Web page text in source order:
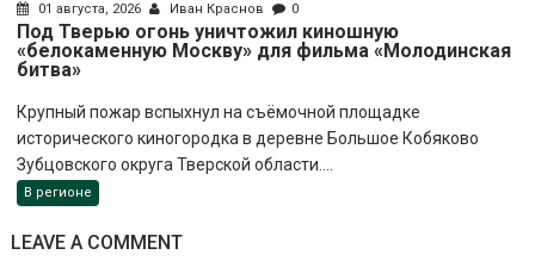
01 августа, 2026 Иван Краснов 0
Под Тверью огонь уничтожил киношную
«белокаменную Москву» для фильма «Молодинская
битва»
Крупный пожар вспыхнул на съёмочной площадке
исторического киногородка в деревне Большое Кобяково
Зубцовского округа Тверской области....
В регионе
LEAVE A COMMENT